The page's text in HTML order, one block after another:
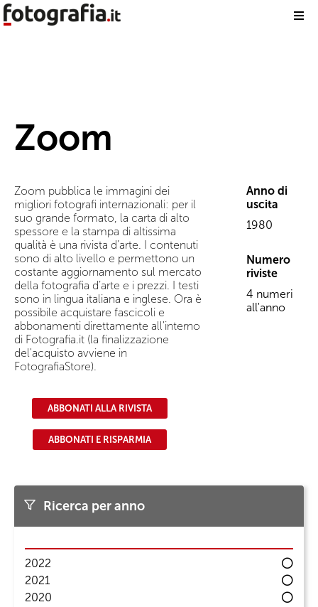
Zoom
Zoom pubblica le immagini dei
migliori fotografi internazionali: per il
suo grande formato, la carta di alto
spessore e la stampa di altissima
qualità è una rivista d’arte. I contenuti
sono di alto livello e permettono un
costante aggiornamento sul mercato
della fotografia d’arte e i prezzi. I testi
sono in lingua italiana e inglese. Ora è
possibile acquistare fascicoli e
abbonamenti direttamente all'interno
di Fotografia.it (la finalizzazione
del'acquisto avviene in
FotografiaStore).
ABBONATI ALLA RIVISTA
ABBONATI E RISPARMIA
Anno di
uscita
1980
Numero
riviste
4 numeri
all'anno
Ricerca per anno
2022
2021
2020